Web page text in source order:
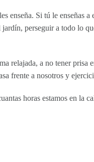
enseña. Si tú le enseñas
perseguir a todo lo
relajada, a no tener
frente a nosotros y
horas estamos en la